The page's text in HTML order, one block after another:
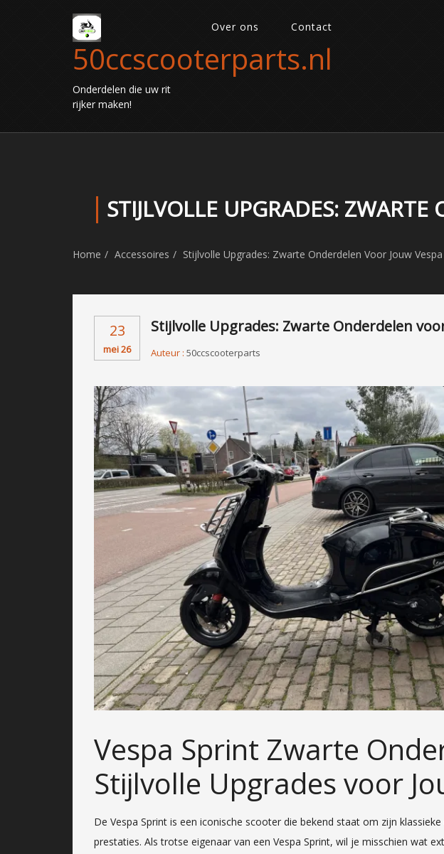
50ccscooterparts.nl
Onderdelen die uw rit
rijker maken!
Over ons Contact
STIJLVOLLE UPGRADES:
Home Accessoires Stijlvolle Upgrades: Zwarte Onderdelen Voor Jouw
23
mei 26
Stijlvolle Upgrades: Zwarte Onderdelen
Auteur : 50ccscooterparts
Vespa Sprint Zwarte
Stijlvolle Upgrades voor
De Vespa Sprint is een iconische scooter die bekend staat om zijn
prestaties. Als trotse eigenaar van een Vespa Sprint, wil je misschien wat